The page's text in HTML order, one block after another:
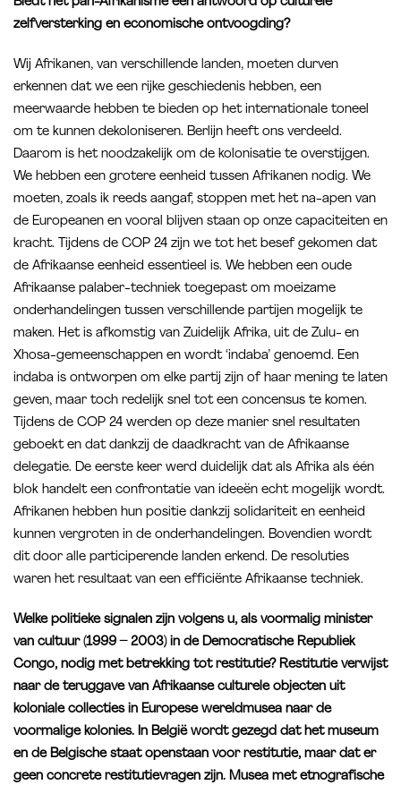
zelfversterking en economische ontvoogding?
Wij Afrikanen, van verschillende landen, moeten durven
erkennen dat we een rijke geschiedenis hebben, een
meerwaarde hebben te bieden op het internationale toneel
om te kunnen dekoloniseren. Berlijn heeft ons verdeeld.
Daarom is het noodzakelijk om de kolonisatie te overstijgen.
We hebben een grotere eenheid tussen Afrikanen nodig. We
moeten, zoals ik reeds aangaf, stoppen met het na-apen van
de Europeanen en vooral blijven staan op onze capaciteiten en
kracht. Tijdens de COP 24 zijn we tot het besef gekomen dat
de Afrikaanse eenheid essentieel is. We hebben een oude
Afrikaanse palaber-techniek toegepast om moeizame
onderhandelingen tussen verschillende partijen mogelijk te
maken. Het is afkomstig van Zuidelijk Afrika, uit de Zulu- en
Xhosa-gemeenschappen en wordt ‘indaba’ genoemd. Een
indaba is ontworpen om elke partij zijn of haar mening te laten
geven, maar toch redelijk snel tot een concensus te komen.
Tijdens de COP 24 werden op deze manier snel resultaten
geboekt en dat dankzij de daadkracht van de Afrikaanse
delegatie. De eerste keer werd duidelijk dat als Afrika als één
blok handelt een confrontatie van ideeën echt mogelijk wordt.
Afrikanen hebben hun positie dankzij solidariteit en eenheid
kunnen vergroten in de onderhandelingen. Bovendien wordt
dit door alle participerende landen erkend. De resoluties
waren het resultaat van een efficiënte Afrikaanse techniek.
Welke politieke signalen zijn volgens u, als voormalig minister
van cultuur (1999 – 2003) in de Democratische Republiek
Congo, nodig met betrekking tot restitutie? Restitutie verwijst
naar de teruggave van Afrikaanse culturele objecten uit
koloniale collecties in Europese wereldmusea naar de
voormalige kolonies. In België wordt gezegd dat het museum
en de Belgische staat openstaan voor restitutie, maar dat er
geen concrete restitutievragen zijn. Musea met etnografische